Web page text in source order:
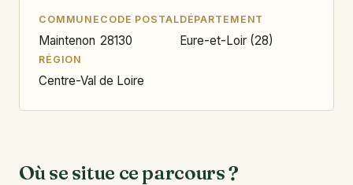
COMMUNE
Maintenon
CODE POSTAL
28130
DÉPARTEMENT
Eure-et-Loir (28)
RÉGION
Centre-Val de Loire
Où se situe ce parcours ?